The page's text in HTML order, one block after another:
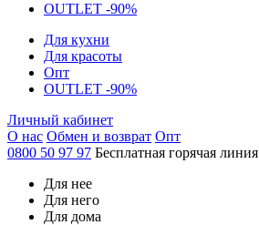
OUTLET -90%
Для кухни
Для красоты
Опт
OUTLET -90%
Личный кабинет
О нас Обмен и возврат Опт
0800 50 97 97 Бесплатная горячая линия
Для нее
Для него
Для дома